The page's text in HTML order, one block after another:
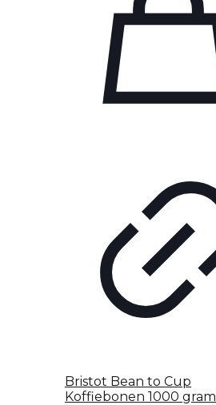
Bristot Bean to Cup
Koffiebonen 1000 gram